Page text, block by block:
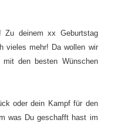
deinem xx Geburtstag
vieles mehr! Da wollen wir
den besten Wünschen
oder dein Kampf für den
was Du geschafft hast im